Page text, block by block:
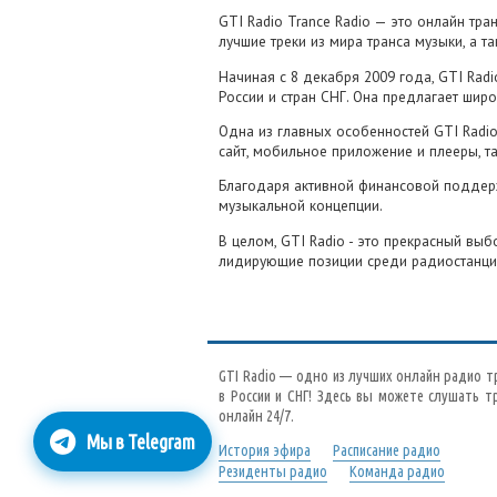
Сегодня в 13:42
Out Of Love (Aimoon & Ma2shek Bootleg)
0
0 0 0 0 0 0
Сегодня в 13:35
Anything (Original Mix)
GTI Radio Trance Radio — это онлайн
лучшие треки из мира транса музыки, а
Начиная с 8 декабря 2009 года, GTI
России и стран СНГ. Она предлагает
Одна из главных особенностей GTI
сайт, мобильное приложение и плееры,
Благодаря активной финансовой
музыкальной концепции.
В целом, GTI Radio - это прекрасный
лидирующие позиции среди
Мы в Telegram
GTI Radio — одно из лучших онлайн радио
в России и СНГ! Здесь вы можете слушать
онлайн 24/7.
История эфира
Расписание радио
Резиденты радио
Команда радио